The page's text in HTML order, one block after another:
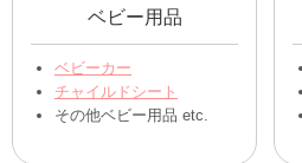
ベビー用品
ベビーカー
チャイルドシート
その他ベビー用品 etc.